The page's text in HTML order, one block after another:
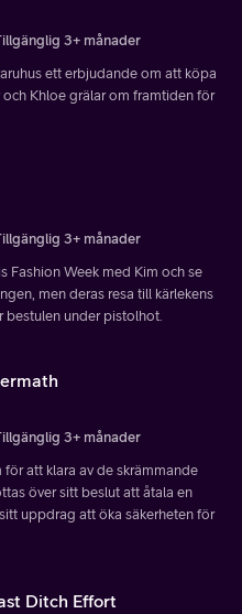
3+ månader
ett erbjudande om att köpa
Khloe grälar om framtiden för
3+ månader
Fashion Week med Kim och se
men deras resa till kärlekens
bestulen under pistolhot.
3+ månader
för att klara av de skrämmande
över sitt beslut att åtala en
uppdrag att öka säkerheten för
Ditch Effort